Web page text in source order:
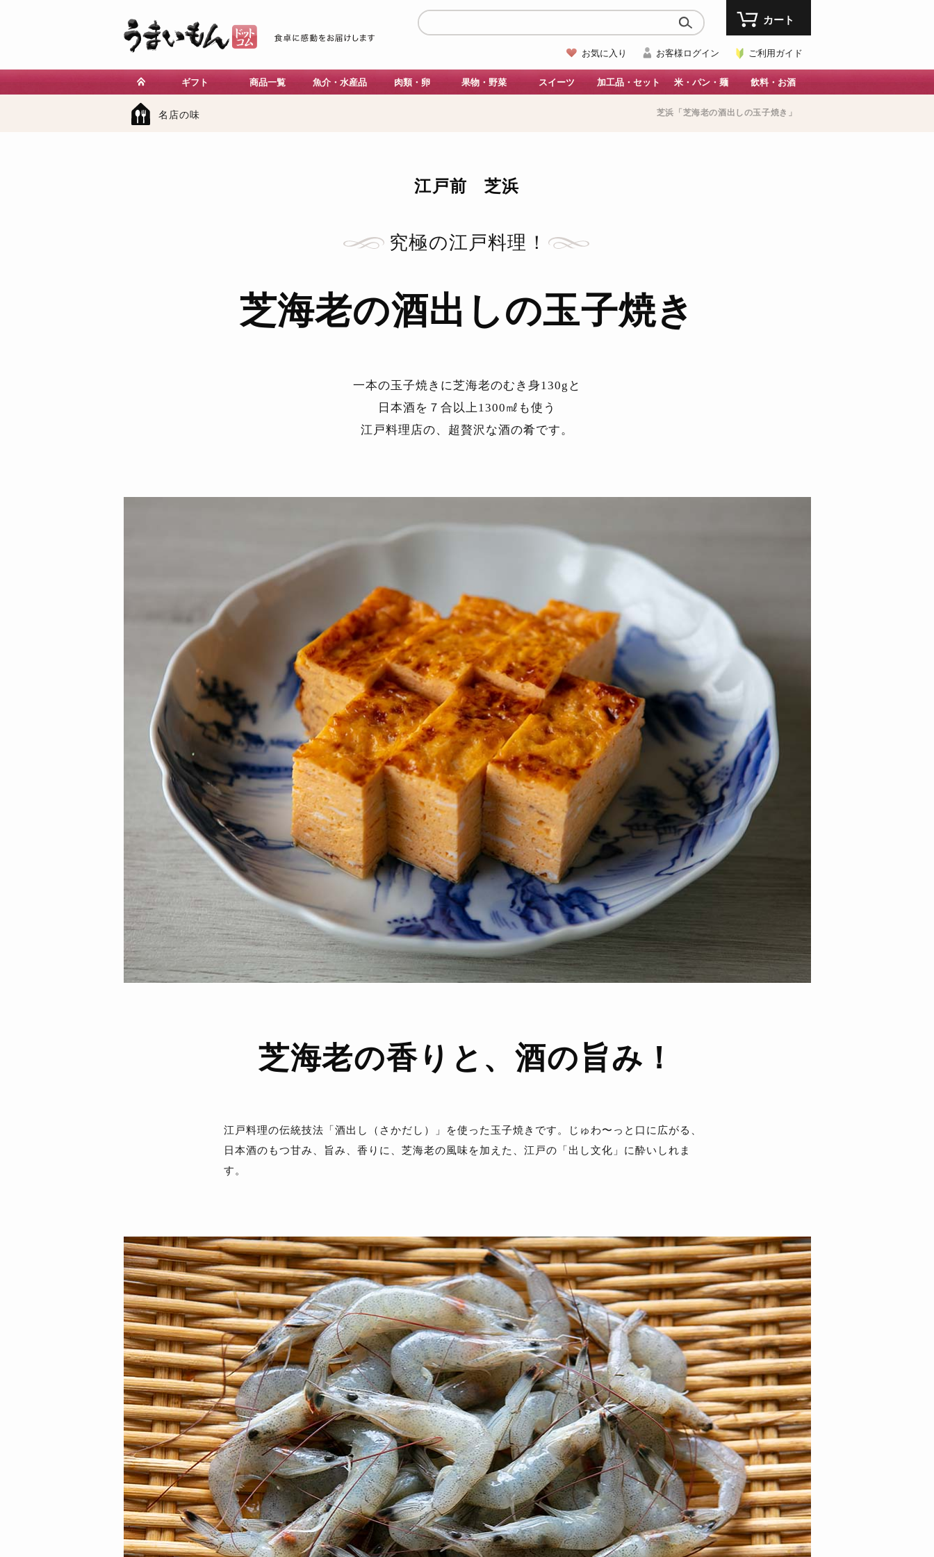
お気に入り お客様ログイン ご利用ガイド
カート
ギフト 商品一覧 魚介・水産品 肉類・卵 果物・野菜 スイーツ 加工品・セット 米・パン・麺 飲料・お酒
名店の味 芝浜「芝海老の酒出しの玉子焼き」
江戸前 芝浜
究極の江戸料理！
芝海老の酒出しの玉子焼き
一本の玉子焼きに芝海老のむき身130gと
日本酒を７合以上1300㎖も使う
江戸料理店の、超贅沢な酒の肴です。
芝海老の香りと、酒の旨み！
江戸料理の伝統技法「酒出し（さかだし）」を使った玉子焼きです。じゅわ〜っと口に広がる、
日本酒のもつ甘み、旨み、香りに、芝海老の風味を加えた、江戸の「出し文化」に酔いしれま
す。